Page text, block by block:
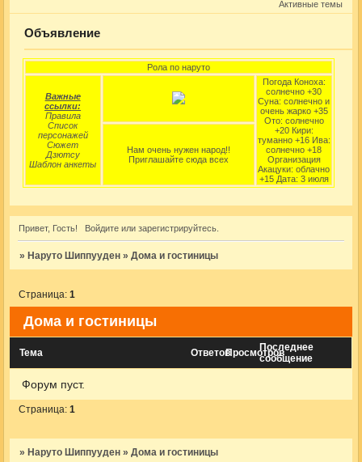
Активные темы
Объявление
Рола по наруто
Важные
ссылки:
Правила
Список
персонажей
Сюжет
Дзютсу
Шаблон анкеты
Погода Коноха:
солнечно +30
Суна: солнечно и
очень жарко +35
Ото: солнечно
+20 Кири:
туманно +16 Ива:
солнечно +18
Организация
Акацуки: облачно
+15 Дата: 3 июля
Нам очень нужен народ!!
Приглашайте сюда всех
Привет, Гость! Войдитеили зарегистрируйтесь.
» Наруто Шиппууден »Дома и гостиницы
Дома и гостиницы
Страница:1
Тема ОтветовПросмотровПоследнее
сообщение
Форум пуст.
Страница:1
»Наруто Шиппууден »Дома и гостиницы